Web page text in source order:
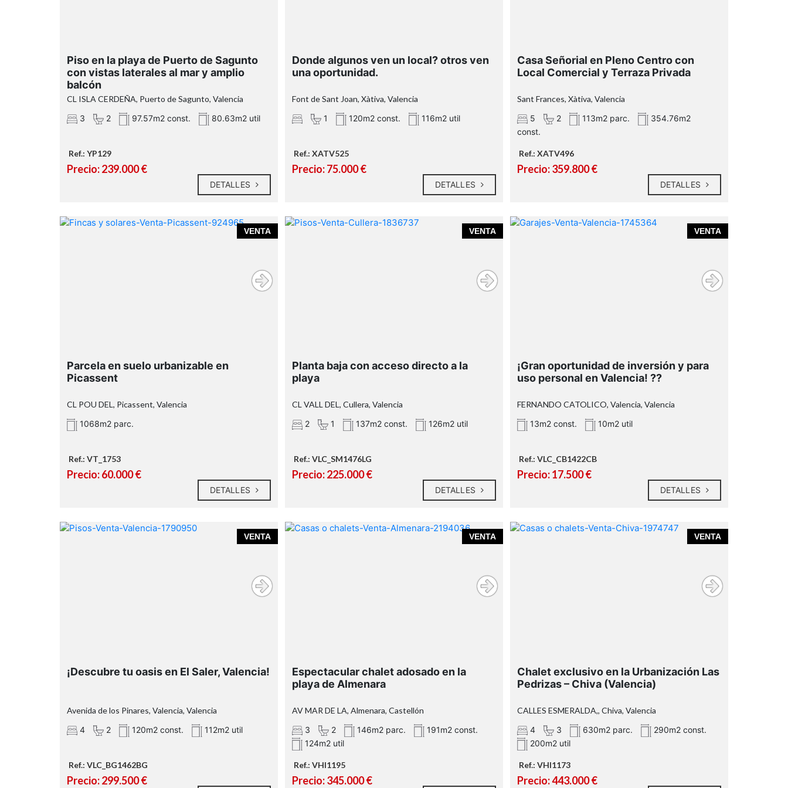
¡Ven a ver tu futuro cuarto!
orientación norte
3 dormitorios con armarios empotrados
2 baños completos: uno con ducha y
otro con bañera
nueva, a estrenar
Patio interior que aporta ventilación y
Piso en la playa de Puerto de Sagunto
con vistas laterales al mar y amplio
balcón
CL ISLA CERDEÑA, Puerto de Sagunto, Valencia
3
2 97.57m2 const. 80.63m2 util
Ref.: YP129
Precio: 239.000 €
DETALLES
Donde algunos ven un local? otros ven
una oportunidad.
Font de Sant Joan, Xàtiva, Valencia
1
120m2 const. 116m2 util
Ref.: XATV525
Precio: 75.000 €
DETALLES
Casa Señorial en Pleno Centro con
Local Comercial y Terraza Privada
Sant Frances, Xàtiva, Valencia
5
2 113m2 parc.
354.76m2
const.
Ref.: XATV496
Precio: 359.800 €
DETALLES
VENTA
No se concede licencia de construcción
calle.
Parcela en suelo urbanizable en
Picassent
CL POU DEL, Picassent, Valencia
1068m2 parc.
Ref.: VT_1753
Precio: 60.000 €
DETALLES
VENTA
Planta baja con acceso directo a la
playa
CL VALL DEL, Cullera, Valencia
2
1 137m2 const. 126m2 util
Ref.: VLC_SM1476LG
Precio: 225.000 €
DETALLES
VENTA
¡Gran oportunidad de inversión y para
uso personal en Valencia! ??
FERNANDO CATOLICO, Valencia, Valencia
13m2 const.
10m2 util
Ref.: VLC_CB1422CB
Precio: 17.500 €
DETALLES
VENTA
¡Descubre tu oasis en El Saler, Valencia!
Avenida de los Pinares, Valencia, Valencia
4
2 120m2 const. 112m2 util
Ref.: VLC_BG1462BG
Precio: 299.500 €
VENTA
Espectacular chalet adosado en la
playa de Almenara
AV MAR DE LA, Almenara, Castellón
3
2 146m2 parc.
191m2 const.
124m2 util
Ref.: VHI1195
Precio: 345.000 €
VENTA
Chalet exclusivo en la Urbanización Las
Pedrizas – Chiva (Valencia)
CALLES ESMERALDA,, Chiva, Valencia
4
3 630m2 parc.
290m2 const.
200m2 util
Ref.: VHI1173
Precio: 443.000 €